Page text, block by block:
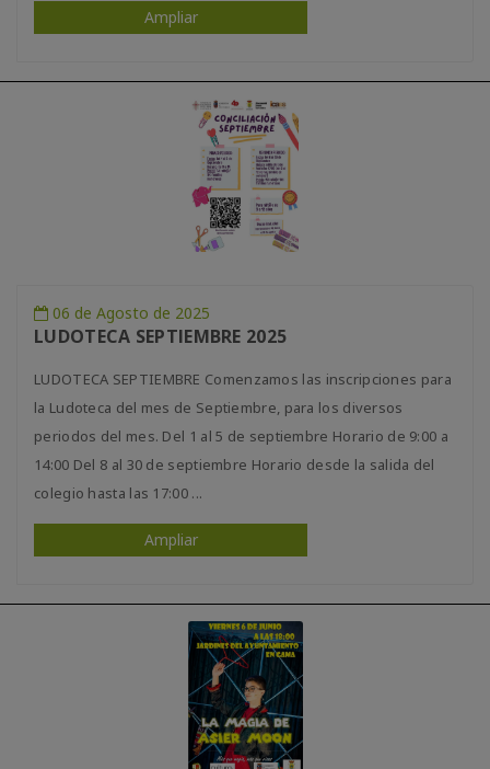
Ampliar
06 de Agosto de 2025
LUDOTECA SEPTIEMBRE 2025
LUDOTECA SEPTIEMBRE Comenzamos las inscripciones para
la Ludoteca del mes de Septiembre, para los diversos
periodos del mes. Del 1 al 5 de septiembre Horario de 9:00 a
14:00 Del 8 al 30 de septiembre Horario desde la salida del
colegio hasta las 17:00 ...
Ampliar